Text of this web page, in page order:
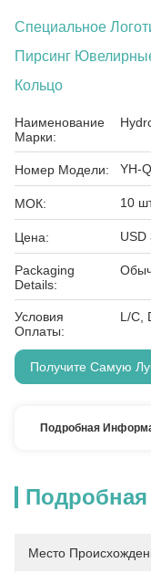
Специальное
Пирсинг
Кольцо
Наименование
Марки:
Номер Модели: YH-
МОК: 10
Цена: USD
Packaging
Details:
Условия
Оплаты:
L/C,
Подробная
Место